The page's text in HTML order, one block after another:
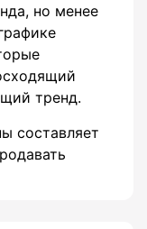
но менее
тренд.
составляет